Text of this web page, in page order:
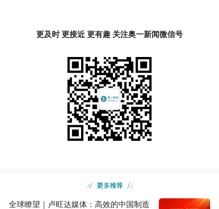
更及时 更接近 更有趣 关注奥一新闻微信号
全球瞭望｜卢旺达媒体：高效的中国制造